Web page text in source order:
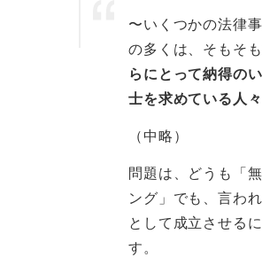
〜いくつかの法律
の多くは、そもそ
らにとって納得の
士を求めている人々
（中略）
問題は、どうも「
ング」でも、言わ
として成立させる
す。